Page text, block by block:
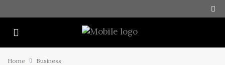
Home
Business